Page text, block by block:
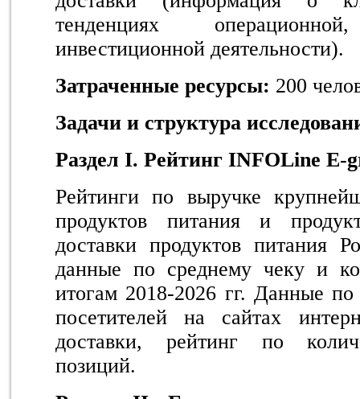
тенденциях
инвестиционной деятельности).
Затраченные ресурсы: 200
Задачи и структура
Раздел I. Рейтинг INFOLine E-
Рейтинги по выручке
продуктов питания и
доставки продуктов питания
данные по среднему чеку и
итогам 2018-2026 гг. Данные
посетителей на сайтах
доставки, рейтинг по
позиций.